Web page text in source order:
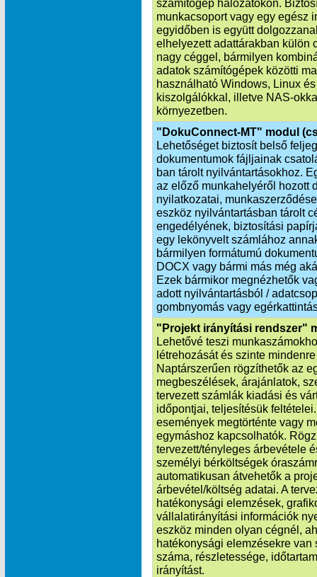
számítógép hálózatokon.
munkacsoport vagy egy egész
egyidőben is együtt
elhelyezett adattárakban külön
nagy céggel, bármilyen
adatok számítógépek közötti
használható Windows, Linux
kiszolgálókkal, illetve NAS-
környezetben.
"DokuConnect-MT" modul
Lehetőséget biztosít belső
dokumentumok fájljainak
ban tárolt nyilvántartásokhoz.
az előző munkahelyéről hozott
nyilatkozatai,
eszköz nyilvántartásban tárolt
engedélyének, biztosítási
egy lekönyvelt számlához
bármilyen formátumú
DOCX vagy bármi más még
Ezek bármikor megnézhetők
adott nyilvántartásból /
gombnyomás vagy
"Projekt irányítási rendszer"
Lehetővé teszi
létrehozását és szinte
Naptárszerűen rögzíthetők az
megbeszélések, árajánlatok,
tervezett számlák kiadási és
időpontjai, teljesítésük
események megtörténte vagy
egymáshoz kapcsolhatók.
tervezett/tényleges árbevétele
személyi bérköltségek
automatikusan átvehetők a
árbevétel/költség adatai. A
hatékonysági elemzések,
vállalatirányítási információk
eszköz minden olyan cégnél,
hatékonysági elemzésekre van
száma, részletessége,
irányítást.